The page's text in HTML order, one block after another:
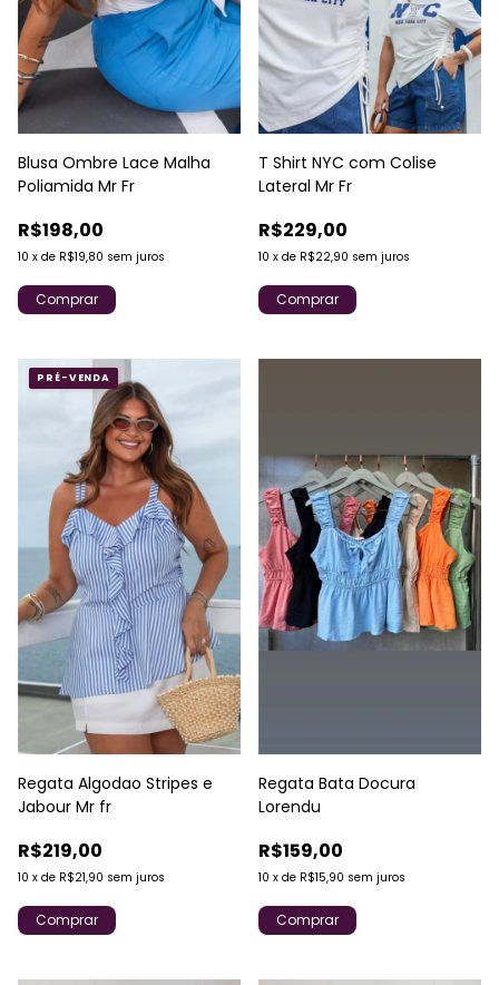
Blusa Ombre Lace Malha
Poliamida Mr Fr
R$198,00
10 x de R$19,80 sem juros
Comprar
T Shirt NYC com Colise
Lateral Mr Fr
R$229,00
10 x de R$22,90 sem juros
Comprar
Regata Algodao Stripes e
Jabour Mr fr
R$219,00
10 x de R$21,90 sem juros
Comprar
PRÉ-VENDA
Regata Bata Docura
Lorendu
R$159,00
10 x de R$15,90 sem juros
Comprar